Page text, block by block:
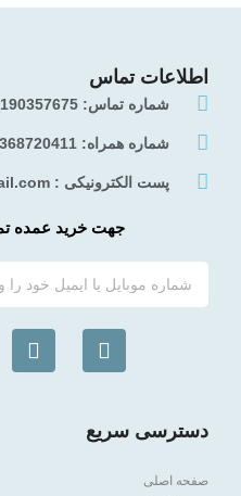
اطلاعات تماس
شماره تماس: 09190357675
شماره همراه: 09368720411
پست الکترونیکی : Alborzbeauty@gmail.com
جهت خرید عمده
دسترسی سریع
صفحه اصلی